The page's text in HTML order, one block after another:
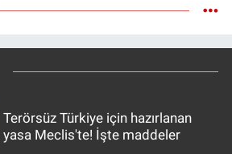
Terörsüz Türkiye için hazırlanan
yasa Meclis'te! İşte maddeler